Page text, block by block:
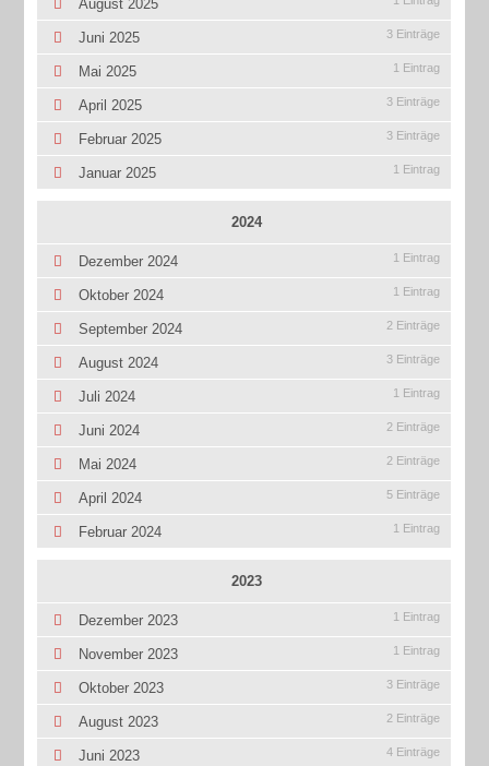
August 2025
Juni 2025 3 Einträge
Mai 2025 1 Eintrag
April 2025 3 Einträge
Februar 2025 3 Einträge
Januar 2025 1 Eintrag
2024
Dezember 2024 1 Eintrag
Oktober 2024 1 Eintrag
September 2024 2 Einträge
August 2024 3 Einträge
Juli 2024 1 Eintrag
Juni 2024 2 Einträge
Mai 2024 2 Einträge
April 2024 5 Einträge
Februar 2024 1 Eintrag
2023
Dezember 2023 1 Eintrag
November 2023 1 Eintrag
Oktober 2023 3 Einträge
August 2023 2 Einträge
Juni 2023 4 Einträge